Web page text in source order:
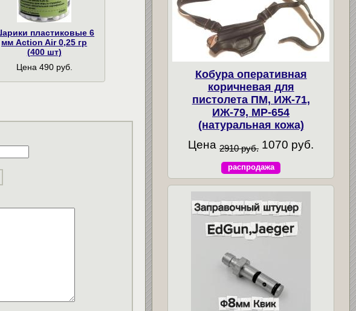
пластиковые 6
мм Action Air 0,25 гр
(400 шт)
Цена 490 руб.
Кобура оперативная
коричневая для
пистолета ПМ, ИЖ-71,
ИЖ-79, МР-654
(натуральная кожа)
Цена 2910 руб. 1070 руб.
распродажа